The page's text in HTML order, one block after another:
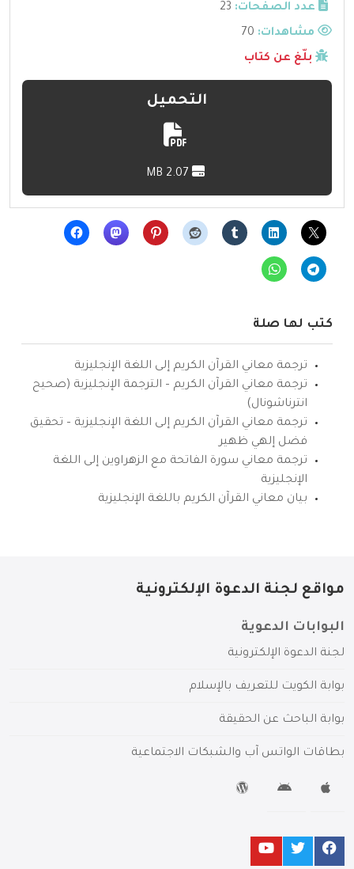
عدد الصفحات: 23
مشاهدات:
بلّغ عن كتاب
التحميل
كتب لها صلة
ترجمة معاني القرآن الكريم إلى اللغة الإنجليزية
ترجمة معاني القرآن الكريم – الترجمة الإنجليزية (صحيح
انترناشونال)
ترجمة معاني القرآن الكريم إلى اللغة الإنجليزية – تحقيق
فضل إلهي ظهير
ترجمة معاني سورة الفاتحة مع الزهراوين إلى اللغة
الإنجليزية
بيان معاني القرآن الكريم باللغة الإنجليزية
مواقع لجنة الدعوة الإلكترونية
البوابات الدعوية
لجنة الدعوة الإلكترونية
بوابة الكويت للتعريف بالإسلام
بوابة الباحث عن الحقيقة
بطاقات الواتس آب والشبكات الاجتماعية